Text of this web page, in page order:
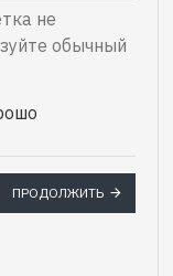
не
обычный
ПРОДОЛЖИТЬ
для отопления
(EuroAqua) SR3 25-
грн